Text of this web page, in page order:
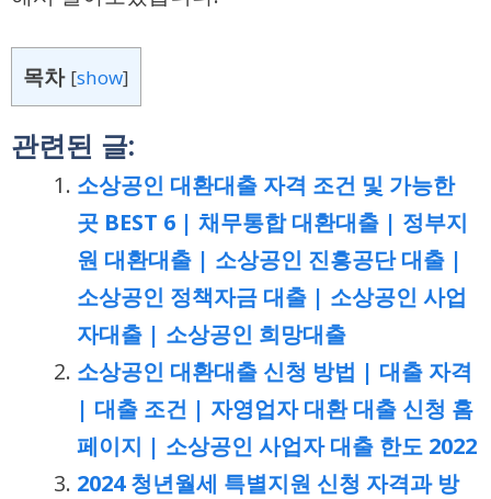
목차 [show]
관련된 글:
소상공인 대환대출 자격 조건 및 가능한
곳 BEST 6 | 채무통합 대환대출 | 정부지
원 대환대출 | 소상공인 진흥공단 대출 |
소상공인 정책자금 대출 | 소상공인 사업
자대출 | 소상공인 희망대출
소상공인 대환대출 신청 방법 | 대출 자격
| 대출 조건 | 자영업자 대환 대출 신청 홈
페이지 | 소상공인 사업자 대출 한도 2022
2024 청년월세 특별지원 신청 자격과 방